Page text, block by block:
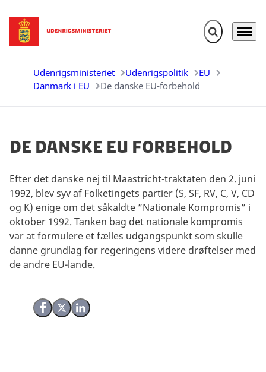
Gå til forsiden Fold søgefelt
Menu
Udenrigsministeriet Udenrigspolitik
EU
Danmark i EU
De danske EU-forbehold
De danske EU forbehold
Del på Facebook
Del på X (Twitter)
Del på LinkedIn
Efter det danske nej til Maastricht-traktaten den 2. juni
1992, blev syv af Folketingets partier (S, SF, RV, C, V, CD
og K) enige om det såkaldte ”Nationale Kompromis” i
oktober 1992. Tanken bag det nationale kompromis
var at formulere et fælles udgangspunkt som skulle
danne grundlag for regeringens videre drøftelser med
de andre EU-lande.